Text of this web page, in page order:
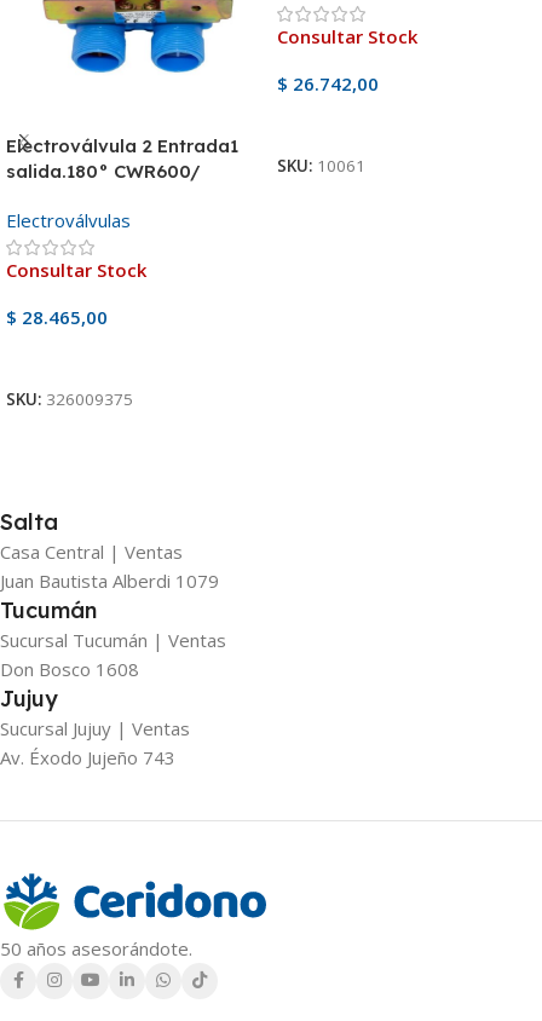
Electroválvula 2 Entrada1
salida.180° CWR600/
Electroválvulas
Consultar Stock
$ 28.465,00
SKU: 326009375
Consultar Stock
$ 26.742,00
SKU: 10061
Salta
Casa Central | Ventas
Juan Bautista Alberdi 1079
Tucumán
Sucursal Tucumán | Ventas
Don Bosco 1608
Jujuy
Sucursal Jujuy | Ventas
Av. Éxodo Jujeño 743
50 años asesorándote.